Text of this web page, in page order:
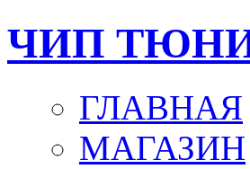
ЧИП
ГЛАВНАЯ
МАГАЗИН